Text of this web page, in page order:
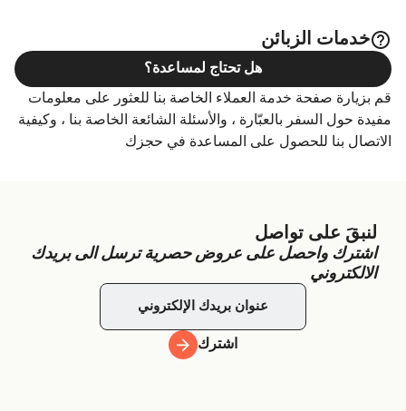
خدمات الزبائن
قم بزيارة صفحة خدمة العملاء الخاصة بنا للعثور على معلومات
مفيدة حول السفر بالعبّارة ، والأسئلة الشائعة الخاصة بنا ، وكيفية
الاتصال بنا للحصول على المساعدة في حجزك
هل تحتاج لمساعدة؟
لنبقَ على تواصل
اشترك واحصل على عروض حصرية ترسل الى بريدك
الالكتروني
اشترك